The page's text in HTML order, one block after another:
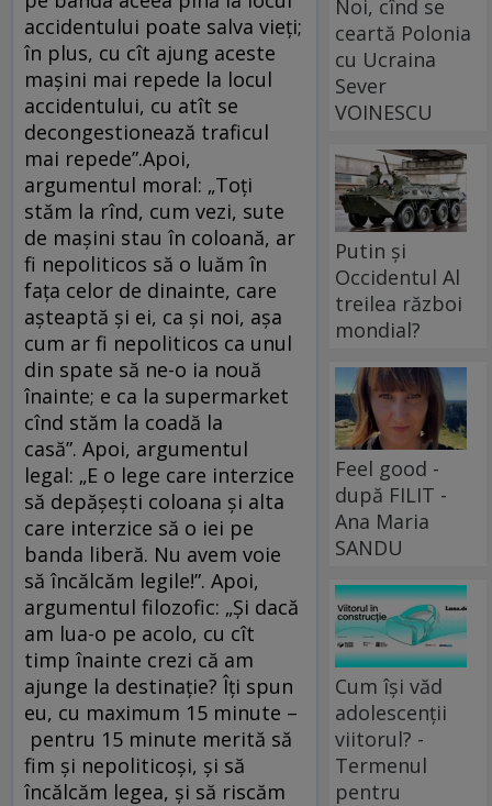
accidentului poate salva vieți;
în plus, cu cît ajung aceste
mașini mai repede la locul
accidentului, cu atît se
decongestionează traficul
mai repede”.Apoi,
argumentul moral: „Toți
stăm la rînd, cum vezi, sute
de mașini stau în coloană, ar
fi nepoliticos să o luăm în
fața celor de dinainte, care
așteaptă și ei, ca și noi, așa
cum ar fi nepoliticos ca unul
din spate să ne-o ia nouă
înainte; e ca la supermarket
cînd stăm la coadă la
casă”. Apoi, argumentul
legal: „E o lege care interzice
să depășești coloana și alta
care interzice să o iei pe
banda liberă. Nu avem voie
să încălcăm legile!”. Apoi,
argumentul filozofic: „Și dacă
am lua-o pe acolo, cu cît
timp înainte crezi că am
ajunge la destinație? Îți spun
eu, cu maximum 15 minute –
pentru 15 minute merită să
fim și nepoliticoși, și să
încălcăm legea, și să riscăm
Noi, cînd se
ceartă Polonia
cu Ucraina
Sever
VOINESCU
Putin și
Occidentul Al
treilea război
mondial?
Feel good -
după FILIT -
Ana Maria
SANDU
Cum își văd
adolescenții
viitorul? -
Termenul
pentru